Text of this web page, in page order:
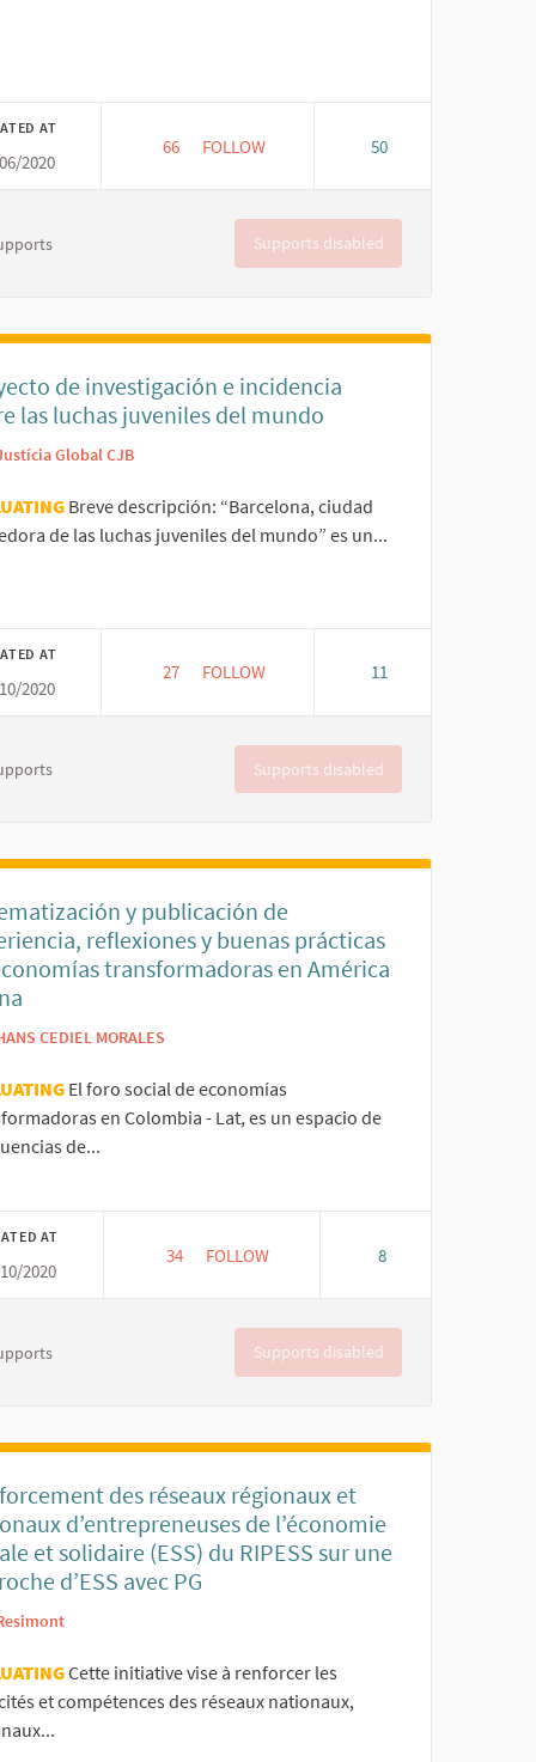
APUESTAS AMBIENTALES Y DE ECONOMÍA SOLIDARIA CON
AT
2020
66 66 FOLLOWERS
FOLLOW 50
Supports disabled
ET CITOYENNES
de investigación e incidencia
las luchas juveniles del mundo
Global CJB
Breve descripción: “Barcelona, ciudad
de las luchas juveniles del mundo” es un...
AT
2020
27 27 FOLLOWERS
FOLLOW 11
Supports disabled
EN RED
y publicación de
reflexiones y buenas prácticas
transformadoras en América
CEDIEL MORALES
El foro social de economías
en Colombia - Lat, es un espacio de
de...
AT
2020
34 34 FOLLOWERS
FOLLOW 8
Supports disabled
des réseaux régionaux et
d’entrepreneuses de l’économie
et solidaire (ESS) du RIPESS sur une
d’ESS avec PG
Cette initiative vise à renforcer les
et compétences des réseaux nationaux,